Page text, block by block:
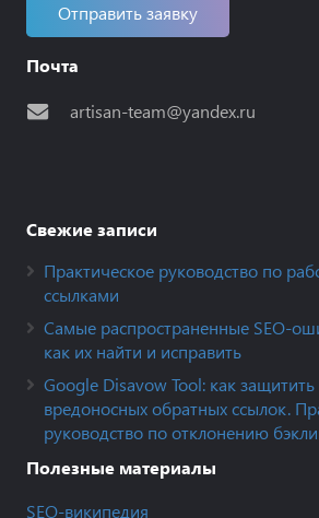
Отправить заявку
Почта
artisan-team@yandex.ru
Свежие записи
Практическое руководство по
ссылками
Самые распространенные SEO-
как их найти и исправить
Google Disavow Tool: как защитить
вредоносных обратных ссылок.
руководство по отклонению
Полезные материалы
SEO-википедия